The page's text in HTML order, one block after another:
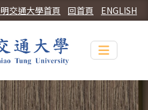
ENGLISH
回首頁
交通大學首頁
Toggle